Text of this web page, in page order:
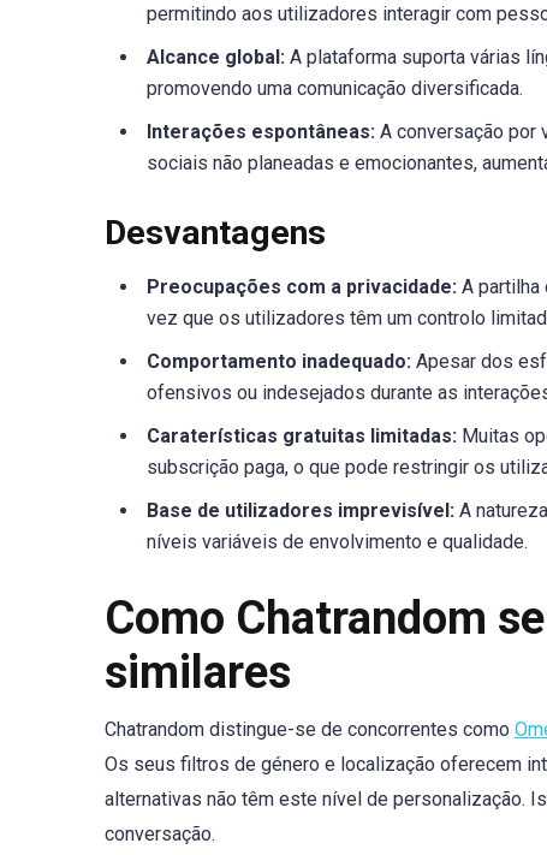
permitindo aos utilizadores interagir com
Alcance global: A plataforma suporta várias
promovendo uma comunicação diversificada.
Interações espontâneas: A conversação por
sociais não planeadas e emocionantes,
Desvantagens
Preocupações com a privacidade: A partilha
vez que os utilizadores têm um controlo
Comportamento inadequado: Apesar dos
ofensivos ou indesejados durante as
Caraterísticas gratuitas limitadas: Muitas
subscrição paga, o que pode restringir os
Base de utilizadores imprevisível: A
níveis variáveis de envolvimento e qualidade.
Como Chatrandom
similares
Chatrandom distingue-se de concorrentes como
Os seus filtros de género e localização oferecem
alternativas não têm este nível de personalização.
conversação.